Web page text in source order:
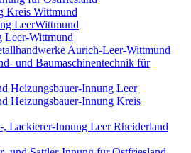
Kreis Wittmund
LeerWittmund
Leer-Wittmund
Aurich-Leer-Wittmund
und Baumaschinentechnik für
Heizungsbauer-Innung Leer
Heizungsbauer-Innung Kreis
, Lackierer-Innung Leer Rheiderland